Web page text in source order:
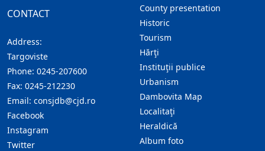
CONTACT
Address:
Targoviste
Phone: 0245-207600
Fax: 0245-212230
Email: consjdb@cjd.ro
Facebook
Instagram
Twitter
County presentation
Historic
Tourism
Hărţi
Instituţii publice
Urbanism
Dambovita Map
Localitaţi
Heraldică
Album foto